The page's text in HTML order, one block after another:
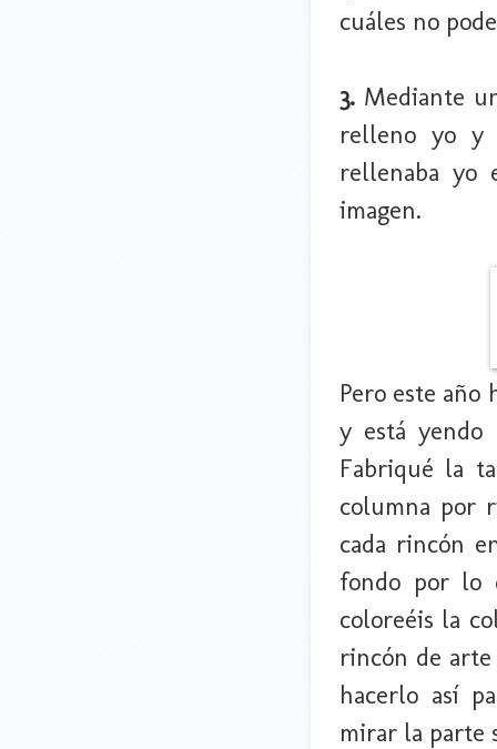
cuáles no
3. Mediante
relleno yo y
rellenaba yo
imagen.
Pero este año
y está yendo
Fabriqué la
columna por
cada rincón
fondo por lo
coloreéis la
rincón de
hacerlo así
mirar la parte